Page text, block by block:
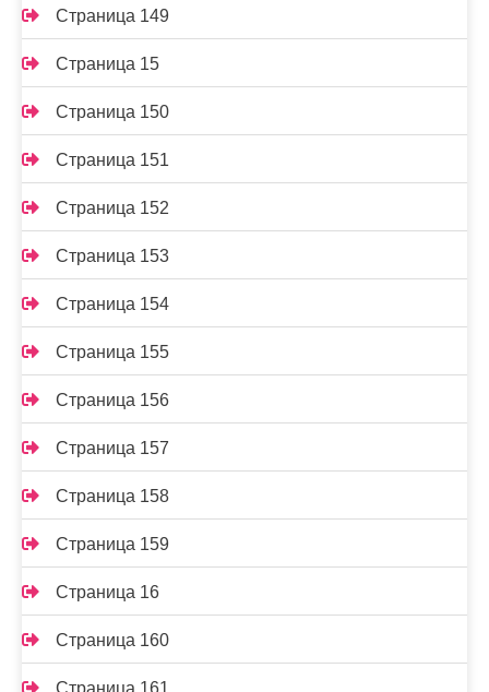
Страница 149
Страница 15
Страница 150
Страница 151
Страница 152
Страница 153
Страница 154
Страница 155
Страница 156
Страница 157
Страница 158
Страница 159
Страница 16
Страница 160
Страница 161